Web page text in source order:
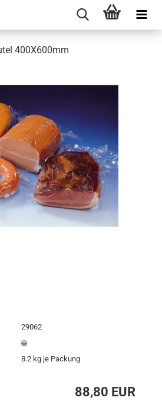
400X600mm
29062
8.2 kg je Packung
88,80 EUR